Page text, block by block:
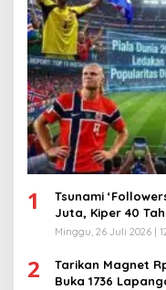
1
Tsunami
Juta, Kiper 40
Minggu, 26 Juli 2026 |
2
Tarikan Magnet
Buka 1736